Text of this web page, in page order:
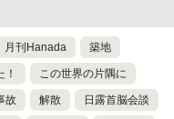
月刊Hanada 築地
この世界の片隅に
故 解散 日露首脳会談